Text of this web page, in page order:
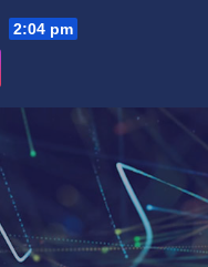
2:04 pm